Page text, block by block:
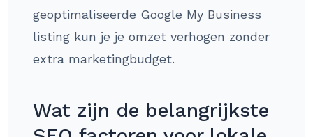
geoptimaliseerde Google My Business
listing kun je je omzet verhogen zonder
extra marketingbudget.
Wat zijn de belangrijkste